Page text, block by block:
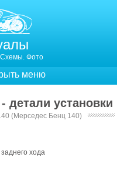
Схемы. Фото
меню
детали установки
(Мерседес Бенц 140)
хода